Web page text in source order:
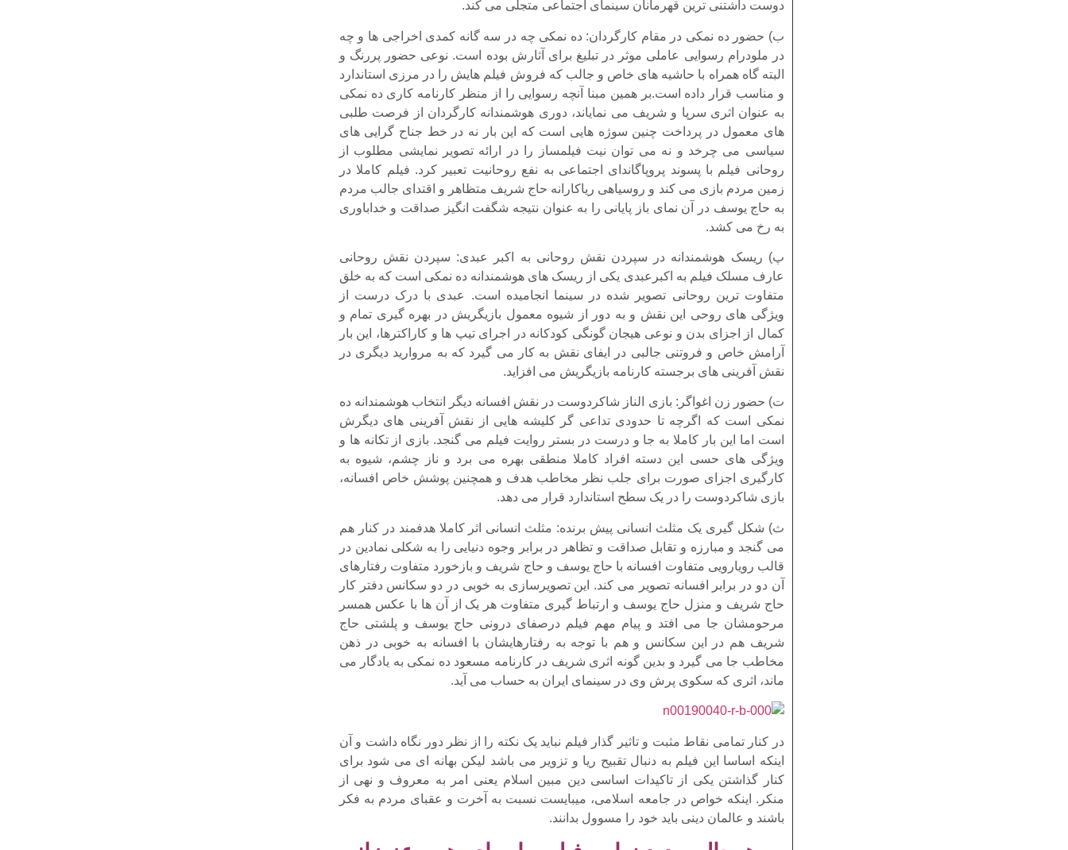
دوست داشتنی ترین قهرمانان سینمای اجتماعی متجلی می کند.
ب) حضور ده نمکی در مقام کارگردان: ده نمکی چه در سه گانه کمدی اخراجی ها و چه
در ملودرام رسوایی عاملی موثر در تبلیغ برای آثارش بوده است. نوعی حضور پررنگ و
البته گاه همراه با حاشیه های خاص و جالب که فروش فیلم هایش را در مرزی استاندارد
و مناسب قرار داده است.بر همین مبنا آنچه رسوایی را از منظر کارنامه کاری ده نمکی
به عنوان اثری سرپا و شریف می نمایاند، دوری هوشمندانه کارگردان از فرصت طلبی
های معمول در پرداخت چنین سوژه هایی است که این بار نه در خط جناح گرایی های
سیاسی می چرخد و نه می توان نیت فیلمساز را در ارائه تصویر نمایشی مطلوب از
روحانی فیلم با پسوند پروپاگاندای اجتماعی به نفع روحانیت تعبیر کرد. فیلم کاملا در
زمین مردم بازی می کند و روسیاهی ریاکارانه حاج شریف متظاهر و اقتدای جالب مردم
به حاج یوسف در آن نمای باز پایانی را به عنوان نتیجه شگفت انگیز صداقت و خداباوری
به رخ می کشد.
پ) ریسک هوشمندانه در سپردن نقش روحانی به اکبر عبدی: سپردن نقش روحانی
عارف مسلک فیلم به اکبرعبدی یکی از ریسک های هوشمندانه ده نمکی است که به خلق
متفاوت ترین روحانی تصویر شده در سینما انجامیده است. عبدی با درک درست از
ویژگی های روحی این نقش و به دور از شیوه معمول بازیگریش در بهره گیری تمام و
کمال از اجزای بدن و نوعی هیجان گونگی کودکانه در اجرای تیپ ها و کاراکترها، این بار
آرامش خاص و فروتنی جالبی در ایفای نقش به کار می گیرد که به مروارید دیگری در
نقش آفرینی های برجسته کارنامه بازیگریش می افزاید.
ت) حضور زن اغواگر: بازی الناز شاکردوست در نقش افسانه دیگر انتخاب هوشمندانه ده
نمکی است که اگرچه تا حدودی تداعی گر کلیشه هایی از نقش آفرینی های دیگرش
است اما این بار کاملا به جا و درست در بستر روایت فیلم می گنجد. بازی از تکانه ها و
ویژگی های حسی این دسته افراد کاملا منطقی بهره می برد و ناز چشم، شیوه به
کارگیری اجزای صورت برای جلب نظر مخاطب هدف و همچنین پوشش خاص افسانه،
بازی شاکردوست را در یک سطح استاندارد قرار می دهد.
ث) شکل گیری یک مثلث انسانی پیش برنده: مثلث انسانی اثر کاملا هدفمند در کنار هم
می گنجد و مبارزه و تقابل صداقت و تظاهر در برابر وجوه دنیایی را به شکلی نمادین در
قالب رویارویی متفاوت افسانه با حاج یوسف و حاج شریف و بازخورد متفاوت رفتارهای
آن دو در برابر افسانه تصویر می کند. این تصویرسازی به خوبی در دو سکانس دفتر کار
حاج شریف و منزل حاج یوسف و ارتباط گیری متفاوت هر یک از آن ها با عکس همسر
مرحومشان جا می افتد و پیام مهم فیلم درصفای درونی حاج یوسف و پلشتی حاج
شریف هم در این سکانس و هم با توجه به رفتارهایشان با افسانه به خوبی در ذهن
مخاطب جا می گیرد و بدین گونه اثری شریف در کارنامه مسعود ده نمکی به یادگار می
ماند، اثری که سکوی پرش وی در سینمای ایران به حساب می آید.
در کنار تمامی نقاط مثبت و تاثیر گذار فیلم نباید یک نکته را از نظر دور نگاه داشت و آن
اینکه اساسا این فیلم به دنبال تقبیح ریا و تزویر می باشد لیکن بهانه ای می شود برای
کنار گذاشتن یکی از تاکیدات اساسی دین مبین اسلام یعنی امر به معروف و نهی از
منکر. اینکه خواص در جامعه اسلامی، میبایست نسبت به آخرت و عقبای مردم به فکر
باشند و عالمان دینی باید خود را مسوول بدانند.